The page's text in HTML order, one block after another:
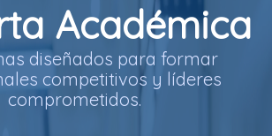
Académica
diseñados para formar
competitivos y líderes
comprometidos.